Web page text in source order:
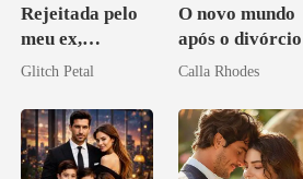
Rejeitada pelo
meu ex,
desejada pelo
Glitch Petal
O novo mundo
após o divórcio
Calla Rhodes